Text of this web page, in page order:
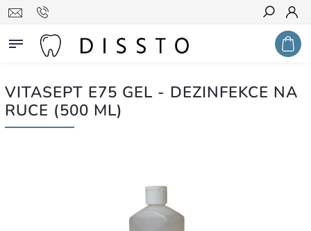
Hledat
VITASEPT E75 GEL - DEZINFEKCE NA
RUCE (500 ML)